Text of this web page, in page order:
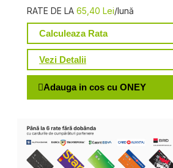
RATE DE LA 65,40 Lei/lună
Calculeaza Rata
Vezi Detalii
Adauga in cos cu ONEY